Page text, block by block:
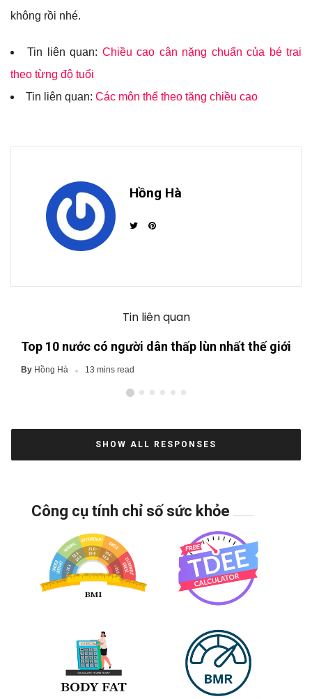
không rồi nhé.
Tin liên quan: Chiều cao cân nặng chuẩn của bé trai
theo từng độ tuổi
Tin liên quan: Các môn thể theo tăng chiều cao
Hồng Hà
Tin liên quan
Top 10 nước có người dân thấp lùn nhất thế giới
By Hồng Hà 13 mins read
SHOW ALL RESPONSES
Công cụ tính chỉ số sức khỏe